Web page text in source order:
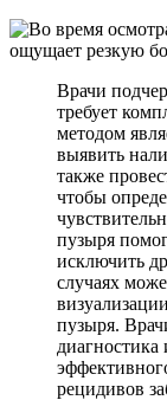
Врачи
требует
методом
выявить
также
чтобы
пузыря
исключить
случаях
пузыря.
рецидивов